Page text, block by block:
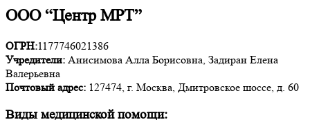
ООО “Центр МРТ”
ОГРН:1177746021386
Учредители: Анисимова Алла Борисовна, Задиран Елена
Валерьевна
Почтовый адрес: 127474, г. Москва, Дмитровское шоссе, д. 60
Виды медицинской помощи: